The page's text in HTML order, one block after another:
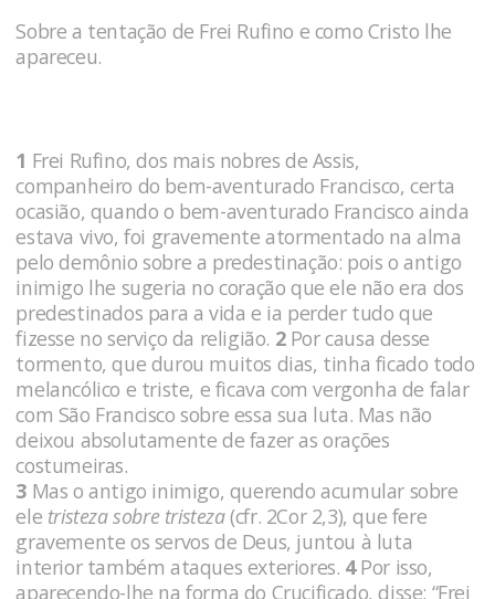
Sobre a tentação de Frei Rufino e como Cristo lhe
apareceu.
1 Frei Rufino, dos mais nobres de Assis,
companheiro do bem-aventurado Francisco, certa
ocasião, quando o bem-aventurado Francisco ainda
estava vivo, foi gravemente atormentado na alma
pelo demônio sobre a predestinação: pois o antigo
inimigo lhe sugeria no coração que ele não era dos
predestinados para a vida e ia perder tudo que
fizesse no serviço da religião. 2Por causa desse
tormento, que durou muitos dias, tinha ficado todo
melancólico e triste, e ficava com vergonha de falar
com São Francisco sobre essa sua luta. Mas não
deixou absolutamente de fazer as orações
costumeiras.
3 Mas o antigo inimigo, querendo acumular sobre
ele tristeza sobre tristeza(cfr. 2Cor 2,3), que fere
gravemente os servos de Deus, juntou à luta
interior também ataques exteriores. 4Por isso,
aparecendo-lhe na forma do Crucificado, disse: “Frei